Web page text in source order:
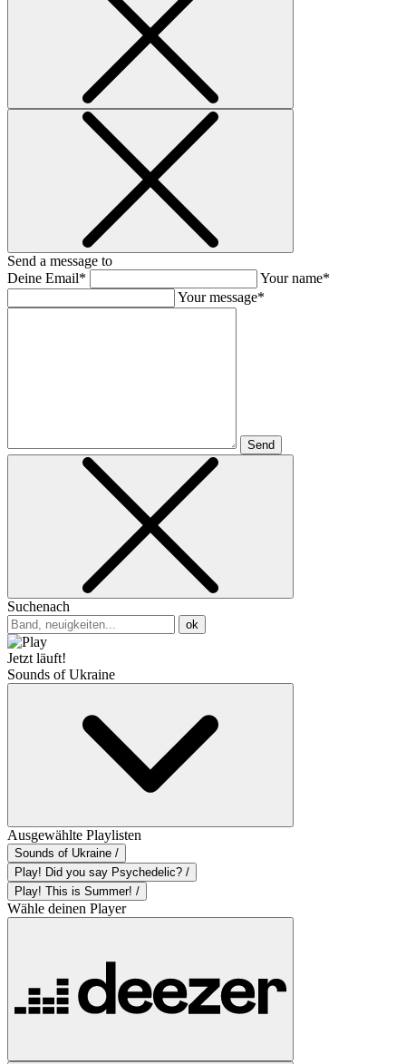
Send a message to
Deine Email*
Your name*
Your message*
Send
Suchenach
ok
Jetzt läuft!
Sounds of Ukraine
Ausgewählte Playlisten
Sounds of Ukraine /
Play! Did you say Psychedelic? /
Play! This is Summer! /
Wähle deinen Player